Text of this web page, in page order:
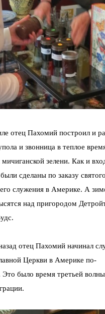
отец Пахомий построил и
и звонница в теплое
зелени. Как и
сделаны по заказу
служения в Америке. А
над пригородом
отец Пахомий начинал
Церкви в Америке по-
Это было время третьей волны